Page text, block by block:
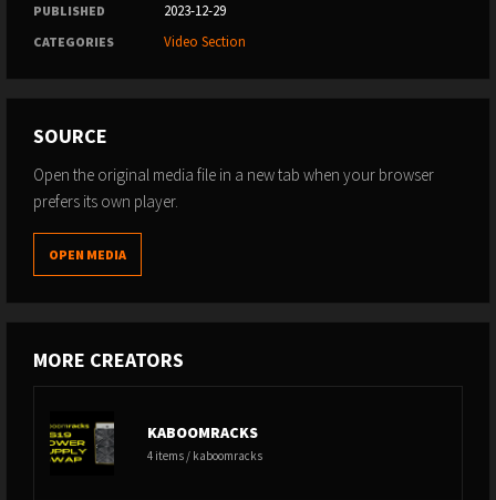
PUBLISHED 2023-12-29
CATEGORIES Video Section
SOURCE
Open the original media file in a new tab when your browser
prefers its own player.
OPEN MEDIA
MORE CREATORS
KABOOMRACKS
4 items / kaboomracks